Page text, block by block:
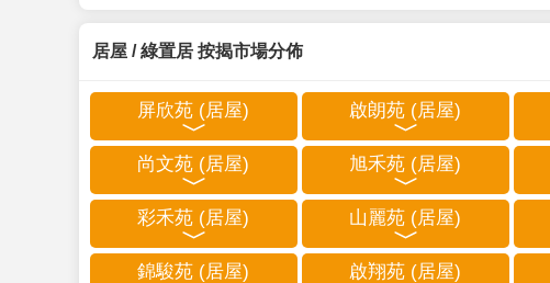
居屋 / 綠置居 按揭市場分佈
屏欣苑 (居屋) 啟朗苑 (居屋)
尚文苑 (居屋) 旭禾苑 (居屋)
彩禾苑 (居屋) 山麗苑 (居屋)
錦駿苑 (居屋) 啟翔苑 (居屋)